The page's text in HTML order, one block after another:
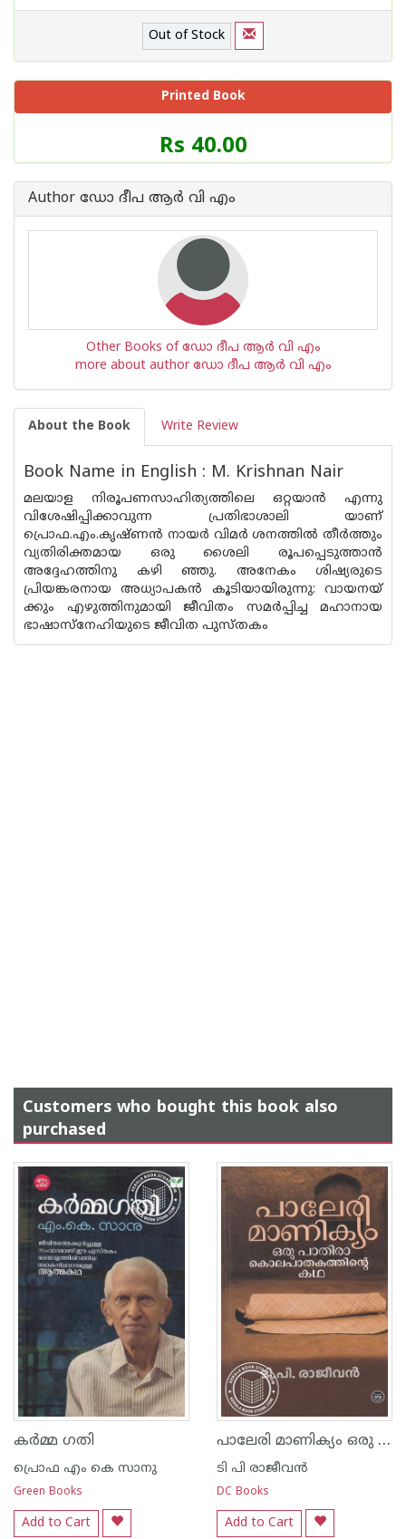
Out of Stock
Printed Book
Price
of
Book
Rs 40.00
Author ഡോ ദീപ ആര്‍ വി എം
Other Books of ഡോ ദീപ ആര്‍ വി എം
more about author ഡോ ദീപ ആര്‍ വി എം
About the Book Write Review
Book Name in English : M. Krishnan Nair
മലയാള നിരൂപണസാഹിത്യത്തിലെ ഒറ്റയാൻ എന്നു
വിശേഷിപ്പിക്കാവുന്ന പ്രതിഭാശാലി യാണ്
പ്രൊഫ.എം.കൃഷ്‌ണൻ നായർ വിമർ ശനത്തിൽ തീർത്തും
വ്യതിരിക്തമായ ഒരു ശൈലി രൂപപ്പെടുത്താൻ
അദ്ദേഹത്തിനു കഴി ഞ്ഞു. അനേകം ശിഷ്യരുടെ
പ്രിയങ്കരനായ അധ്യാപകൻ കൂടിയായിരുന്നു: വായനയ്
ക്കും എഴുത്തിനുമായി ജീവിതം സമർപ്പിച്ച മഹാനായ
ഭാഷാസ്നേഹിയുടെ ജീവിത പുസ്ത‌കം
Customers who bought this book also
purchased
കര്‍മ്മ ഗതി
പ്രൊഫ എം കെ സാനു
Green Books
Add to Cart
പാലേരി മാണിക്യം ഒരു പാതിരാ കൊലപാതകത്തിന്റെ കഥ
ടി പി രാജീവന്‍
DC Books
Add to Cart